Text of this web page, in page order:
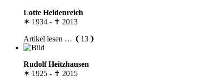
Lotte Heidenreich
✶ 1934 - ✝ 2013
Artikel lesen … ❨13❩
Rudolf Heitzhausen
✶ 1925 - ✝ 2015